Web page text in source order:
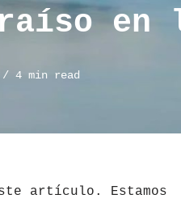
4 min read
artículo. Estamos